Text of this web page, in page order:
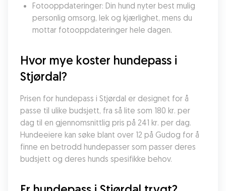
Fotooppdateringer: Din hund nyter best mulig
personlig omsorg, lek og kjærlighet, mens du
mottar fotooppdateringer hele dagen.
Hvor mye koster hundepass i
Stjørdal?
Prisen for hundepass i Stjørdal er designet for å
passe til ulike budsjett, fra så lite som 180 kr. per
dag til en gjennomsnittlig pris på 241 kr. per dag.
Hundeeiere kan søke blant over 12 på Gudog for å
finne en betrodd hundepasser som passer deres
budsjett og deres hunds spesifikke behov.